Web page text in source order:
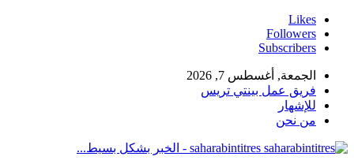
Likes
Followers
Subscribers
الجمعة, أغسطس 7, 2026
فريق عمل بينتي تريس
للإشهار
من نحن
saharabintitres - الخبر بشكل بسيط...